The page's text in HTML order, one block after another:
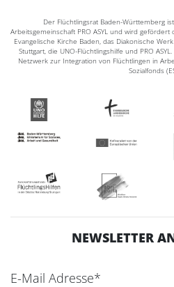
Der Flüchtlingsrat Baden-Württemberg
Arbeitsgemeinschaft PRO ASYL und wird
Evangelische Kirche Baden, das Diakonische
Stuttgart, die UNO-Flüchtlingshilfe und PRO
Netzwerk zur Integration von Flüchtlingen in
Sozialfonds
NEWSLETTER
E-Mail Adresse*